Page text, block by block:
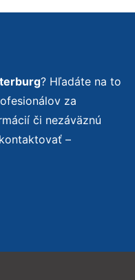
? Hľadáte na to
za
či nezáväznú
–